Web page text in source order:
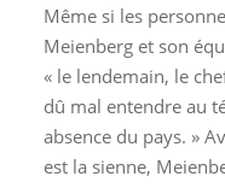
Même si les
Meienberg et son
« le lendemain, le
dû mal entendre au
absence du pays. »
est la sienne,